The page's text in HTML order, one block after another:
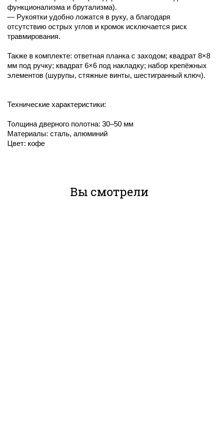
функционализма и брутализма).
— Рукоятки удобно ложатся в руку, а благодаря
отсутствию острых углов и кромок исключается риск
травмирования.
Также в комплекте: ответная планка с заходом; квадрат 8×8
мм под ручку; квадрат 6×6 под накладку; набор крепёжных
элементов (шурупы, стяжные винты, шестигранный ключ).
Технические характеристики:
Толщина дверного полотна: 30–50 мм
Материалы: сталь, алюминий
Цвет: кофе
Вы смотрели